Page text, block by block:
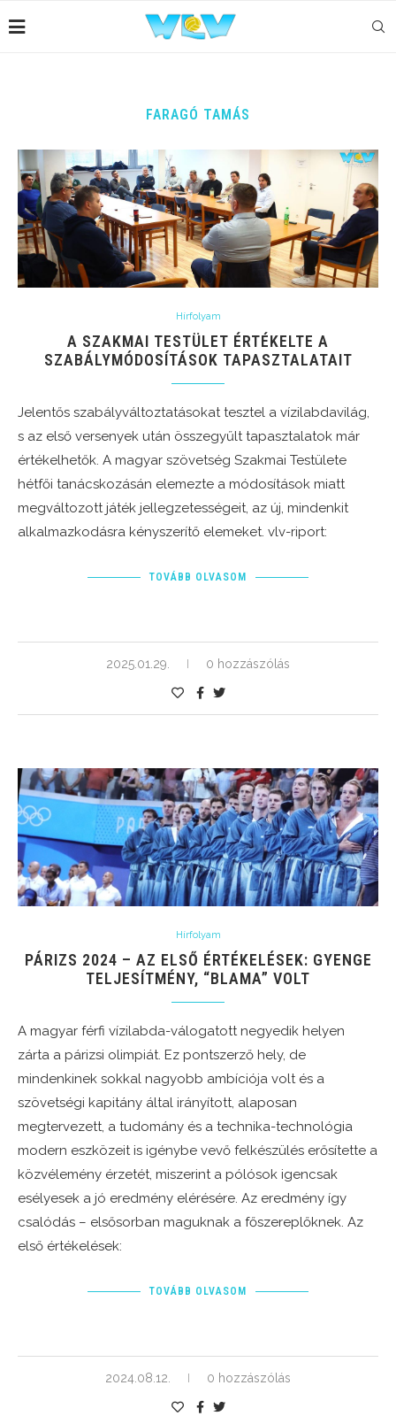
FARAGÓ TAMÁS
Hírfolyam
A SZAKMAI TESTÜLET ÉRTÉKELTE A
SZABÁLYMÓDOSÍTÁSOK TAPASZTALATAIT
Jelentős szabályváltoztatásokat tesztel a vízilabdavilág,
s az első versenyek után összegyűlt tapasztalatok már
értékelhetők. A magyar szövetség Szakmai Testülete
hétfői tanácskozásán elemezte a módosítások miatt
megváltozott játék jellegzetességeit, az új, mindenkit
alkalmazkodásra kényszerítő elemeket. vlv-riport:
TOVÁBB OLVASOM
2025.01.29. 0 hozzászólás
Hírfolyam
PÁRIZS 2024 – AZ ELSŐ ÉRTÉKELÉSEK: GYENGE
TELJESÍTMÉNY, “BLAMA” VOLT
A magyar férfi vízilabda-válogatott negyedik helyen
zárta a párizsi olimpiát. Ez pontszerző hely, de
mindenkinek sokkal nagyobb ambíciója volt és a
szövetségi kapitány által irányított, alaposan
megtervezett, a tudomány és a technika-technológia
modern eszközeit is igénybe vevő felkészülés erősítette a
közvélemény érzetét, miszerint a pólósok igencsak
esélyesek a jó eredmény elérésére. Az eredmény így
csalódás – elsősorban maguknak a főszereplőknek. Az
első értékelések:
TOVÁBB OLVASOM
2024.08.12. 0 hozzászólás